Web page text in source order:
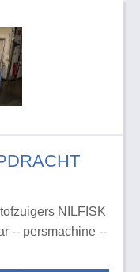
NILFISK
-- persmachine --